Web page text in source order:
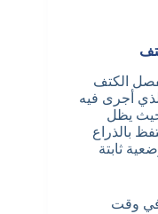
الكتف
أجرى فيه
حيث يظل
بالذراع
ثابتة
في وقت